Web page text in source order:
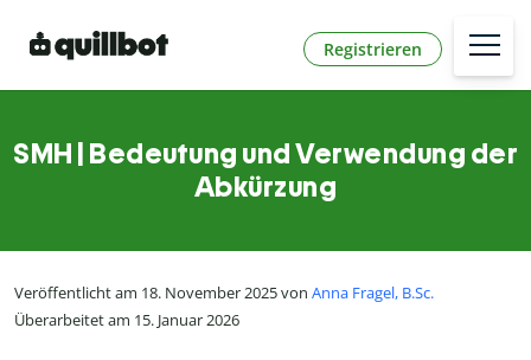
Registrieren
SMH | Bedeutung und Verwendung der
Abkürzung
Veröffentlicht am 18. November 2025 von Anna Fragel, B.Sc.
Überarbeitet am 15. Januar 2026